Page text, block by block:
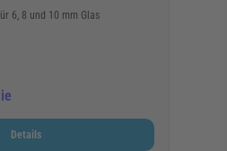
6, 8 und 10 mm Glas
Details